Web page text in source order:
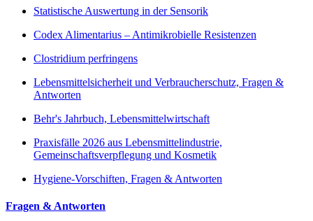
Statistische Auswertung in der Sensorik
Codex Alimentarius – Antimikrobielle Resistenzen
Clostridium perfringens
Lebensmittelsicherheit und Verbraucherschutz, Fragen &
Antworten
Behr's Jahrbuch, Lebensmittelwirtschaft
Praxisfälle 2026 aus Lebensmittelindustrie,
Gemeinschaftsverpflegung und Kosmetik
Hygiene-Vorschiften, Fragen & Antworten
Fragen & Antworten